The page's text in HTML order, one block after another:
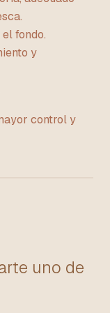
fondo.
y
control y
uno de